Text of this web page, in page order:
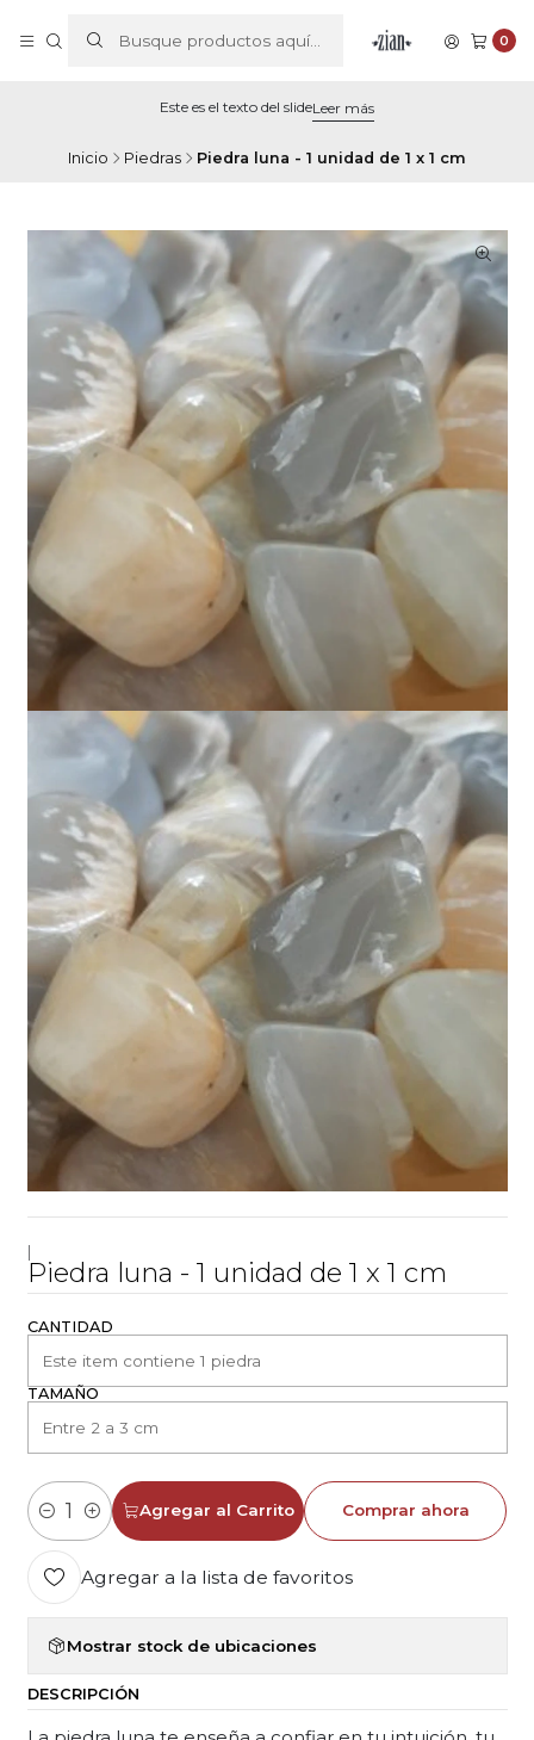
0
Este es el texto del slideLeer más
Inicio Piedras Piedra luna - 1 unidad de 1 x 1 cm
Piedra luna - 1 unidad de 1 x 1 cm
CANTIDAD
TAMAÑO
Cantidad
Agregar al Carrito Comprar ahora
Agregar a la lista de favoritos
Mostrar stock de ubicaciones
DESCRIPCIÓN